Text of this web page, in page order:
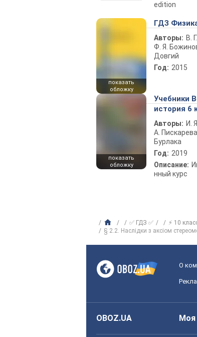
edition
показать
обложку
ГДЗ
Авторы: В.
Ф. Я.
Довгий
Год: 2015
показать
обложку
Учебники
история 6
Авторы: И.
А.
Бурлака
Год: 2019
Описание:
нный курс
✅ ГДЗ ✅ ⚡ 10
§ 2.2. Наслідки з аксіом
О
OBOZ.UA Моя